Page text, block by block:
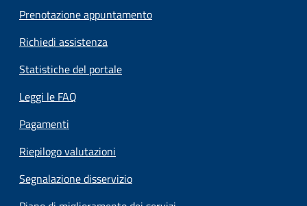
Prenotazione appuntamento
Richiedi assistenza
Statistiche del portale
Leggi le FAQ
Pagamenti
Riepilogo valutazioni
Segnalazione disservizio